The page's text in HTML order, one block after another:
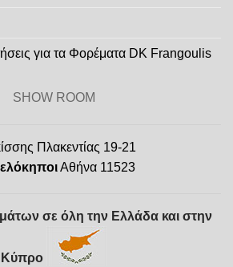
για τα Φορέματα DK Frangoulis
SHOW ROOM
Πλακεντίας 19-21
Αθήνα 11523
σε όλη την Ελλάδα και στην
Κύπρο